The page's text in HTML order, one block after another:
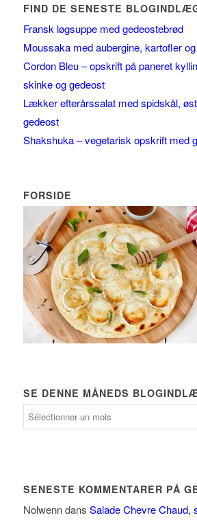
FIND DE SENESTE
Fransk løgsuppe med gedeostebrød
Moussaka med aubergine, kartofler
Cordon Bleu – opskrift på paneret
skinke og gedeost
Lækker efterårssalat med spidskål,
gedeost
Shakshuka – vegetarisk opskrift med
FORSIDE
SE DENNE MÅNEDS
SENESTE KOMMENTARER PÅ
Nolwenndans Salade Chevre Chaud,